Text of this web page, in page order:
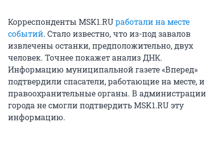
Корреспонденты MSK1.RUработали на месте
событий. Стало известно, что из-под завалов
извлечены останки, предположительно, двух
человек. Точнее покажет анализ ДНК.
Информацию муниципальной газете «Вперед»
подтвердили спасатели, работающие на месте, и
правоохранительные органы. В администрации
города не смогли подтвердить MSK1.RU эту
информацию.